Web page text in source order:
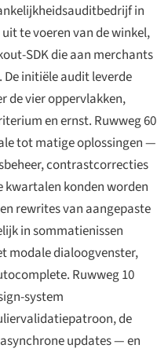
in
te voeren van de winkel,
SDK die aan merchants
De initiële audit leverde
de vier oppervlakken,
en ernst. Ruwweg 60
tot matige oplossingen —
contrastcorrecties
konden worden
rewrites van aangepaste
in sommatienissen
modale dialoogvenster,
Ruwweg 10
system
de
updates — en